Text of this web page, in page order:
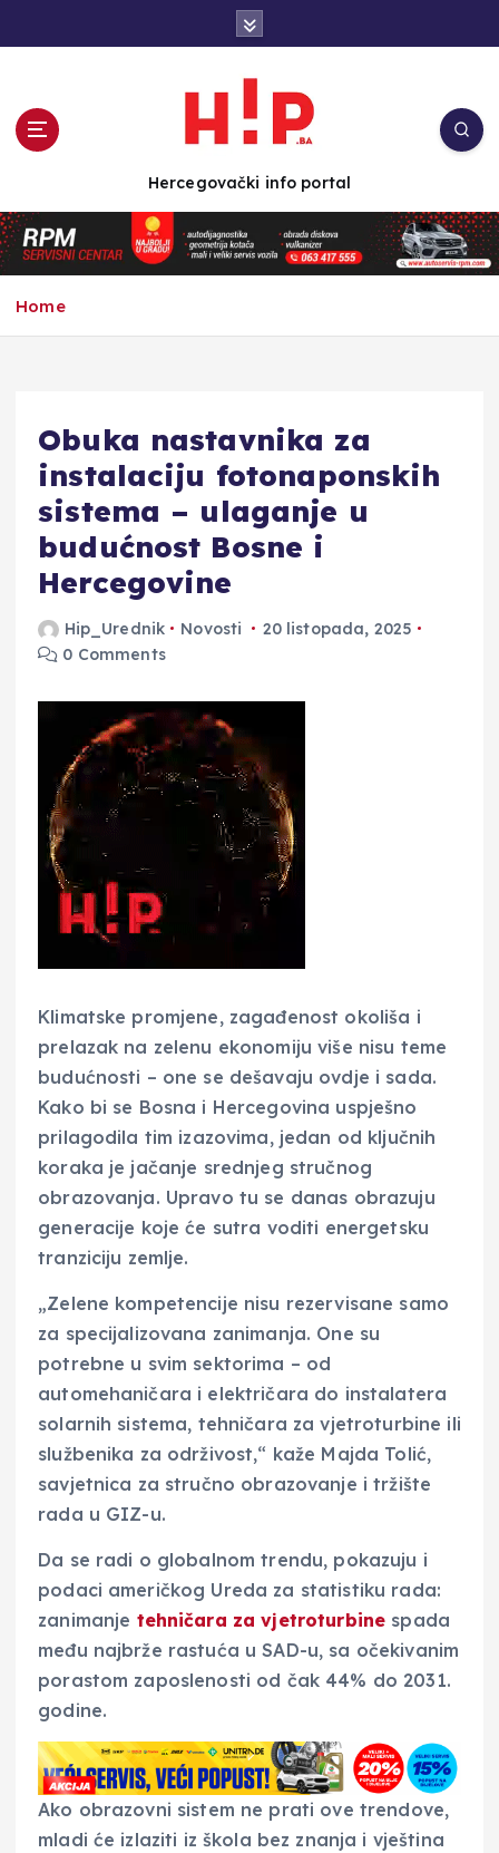
n
t
e
Hercegovački info portal
Home
Obuka nastavnika za
instalaciju fotonaponskih
sistema – ulaganje u
budućnost Bosne i
Hercegovine
Hip_Urednik Novosti
20 listopada, 2025
0 Comments
Klimatske promjene, zagađenost okoliša i
prelazak na zelenu ekonomiju više nisu teme
budućnosti – one se dešavaju ovdje i sada.
Kako bi se Bosna i Hercegovina uspješno
prilagodila tim izazovima, jedan od ključnih
koraka je jačanje srednjeg stručnog
obrazovanja. Upravo tu se danas obrazuju
generacije koje će sutra voditi energetsku
tranziciju zemlje.
„Zelene kompetencije nisu rezervisane samo
za specijalizovana zanimanja. One su
potrebne u svim sektorima – od
automehaničara i električara do instalatera
solarnih sistema, tehničara za vjetroturbine ili
službenika za održivost,“ kaže Majda Tolić,
savjetnica za stručno obrazovanje i tržište
rada u GIZ-u.
Da se radi o globalnom trendu, pokazuju i
podaci američkog Ureda za statistiku rada:
zanimanje tehničara za vjetroturbine spada
među najbrže rastuća u SAD-u, sa očekivanim
porastom zaposlenosti od čak 44% do 2031.
godine.
Ako obrazovni sistem ne prati ove trendove,
mladi će izlaziti iz škola bez znanja i vještina